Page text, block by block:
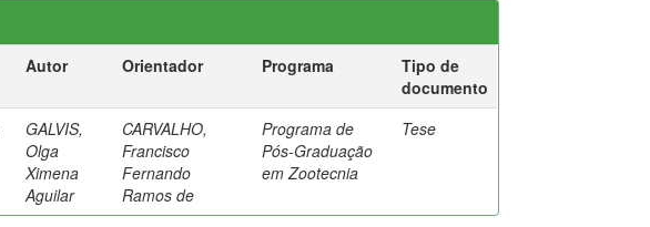
Autor Orientador Programa
Tipo de
documento
GALVIS,
Olga
Ximena
Aguilar
CARVALHO,
Francisco
Fernando
Ramos de
Programa de
Pós-Graduação
em Zootecnia
Tese